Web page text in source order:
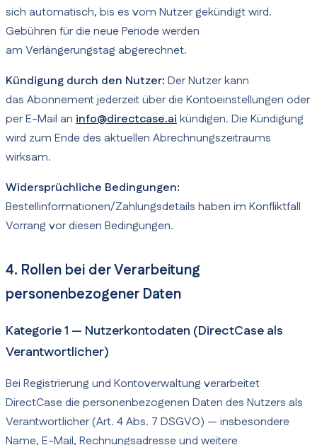
sich automatisch, bis es vom Nutzer gekündigt wird.
Gebühren für die neue Periode werden
am Verlängerungstag abgerechnet.
Kündigung durch den Nutzer: Der Nutzer kann
das Abonnement jederzeit über die Kontoeinstellungen oder
per E-Mail an info@directcase.aikündigen. Die Kündigung
wird zum Ende des aktuellen Abrechnungszeitraums
wirksam.
Widersprüchliche Bedingungen:
Bestellinformationen/Zahlungsdetails haben im Konfliktfall
Vorrang vor diesen Bedingungen.
4. Rollen bei der Verarbeitung
personenbezogener Daten
Kategorie 1 — Nutzerkontodaten (DirectCase als
Verantwortlicher)
Bei Registrierung und Kontoverwaltung verarbeitet
DirectCase die personenbezogenen Daten des Nutzers als
Verantwortlicher (Art. 4 Abs. 7 DSGVO) — insbesondere
Name, E-Mail, Rechnungsadresse und weitere